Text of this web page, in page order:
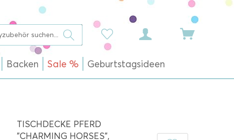
Backen Sale % Geburtstagsideen
TISCHDECKE PFERD
"CHARMING HORSES",